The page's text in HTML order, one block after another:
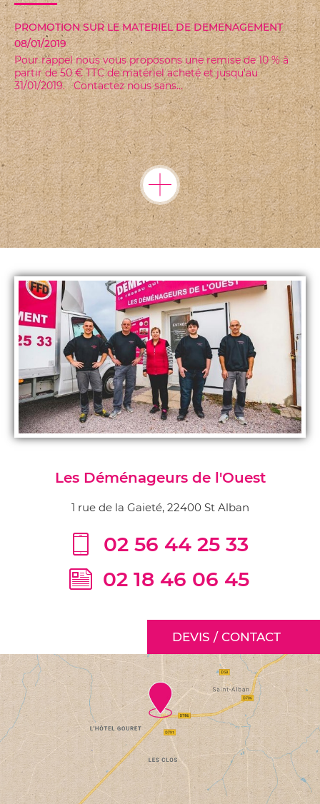
PROMOTION SUR LE MATERIEL DE DEMENAGEMENT
08/01/2019
Pour rappel nous vous proposons une remise de 10 % à
partir de 50 € TTC de matériel acheté et jusqu'au
31/01/2019. Contactez nous sans...
Les Déménageurs de l'Ouest
1 rue de la Gaieté, 22400 St Alban
02 56 44 25 33
02 18 46 06 45
DEVIS / CONTACT